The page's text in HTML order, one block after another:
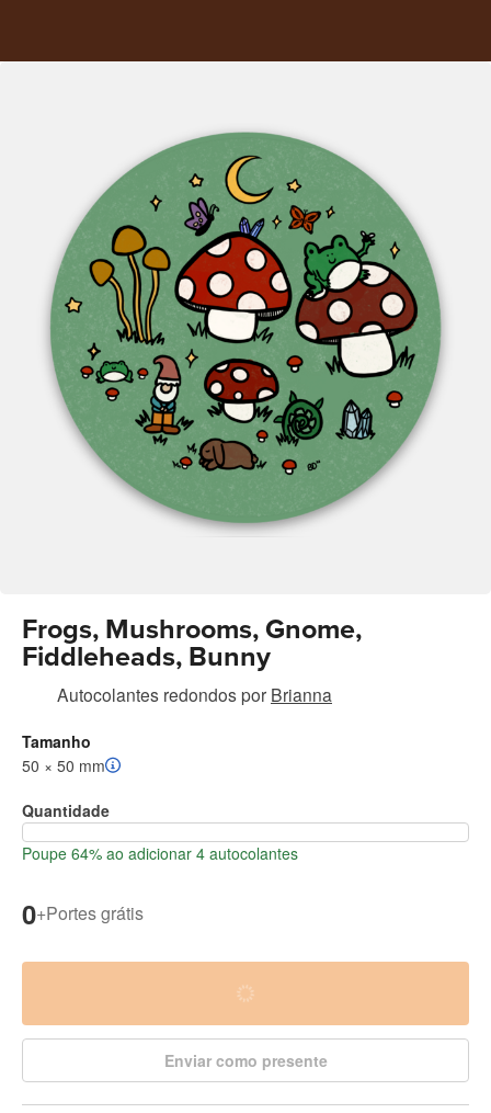
Frogs, Mushrooms, Gnome,
Fiddleheads, Bunny
Autocolantes redondospor Brianna
Tamanho
50 × 50 mm
Quantidade
Poupe 64% ao adicionar 4 autocolantes
0+Portes grátis
Enviar como presente